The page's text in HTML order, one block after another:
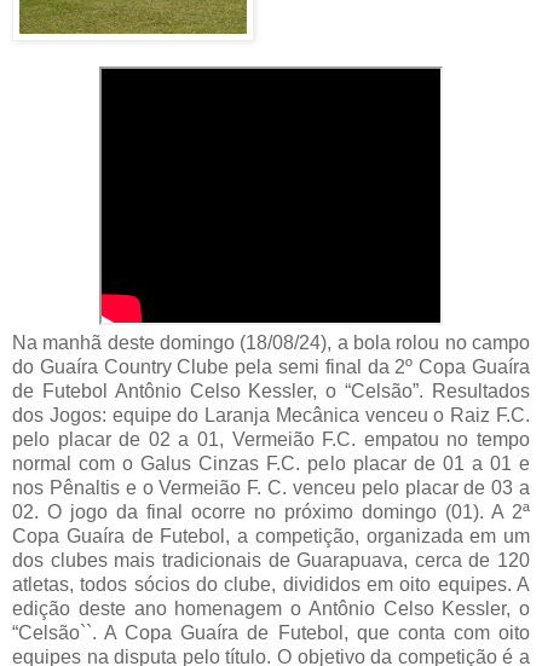
Na manhã deste domingo (18/08/24), a bola rolou no campo
do Guaíra Country Clube pela semi final da 2º Copa Guaíra
de Futebol Antônio Celso Kessler, o “Celsão”. Resultados
dos Jogos: equipe do Laranja Mecânica venceu o Raiz F.C.
pelo placar de 02 a 01, Vermeião F.C. empatou no tempo
normal com o Galus Cinzas F.C. pelo placar de 01 a 01 e
nos Pênaltis e o Vermeião F. C. venceu pelo placar de 03 a
02. O jogo da final ocorre no próximo domingo (01). A 2ª
Copa Guaíra de Futebol, a competição, organizada em um
dos clubes mais tradicionais de Guarapuava, cerca de 120
atletas, todos sócios do clube, divididos em oito equipes. A
edição deste ano homenagem o Antônio Celso Kessler, o
“Celsão``. A Copa Guaíra de Futebol, que conta com oito
equipes na disputa pelo título. O objetivo da competição é a